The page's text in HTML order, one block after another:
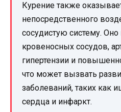
Курение также
непосредственного
сосудистую систему.
кровеносных сосудов,
гипертензии и
что может вызвать
заболеваний, таких как
сердца и инфаркт.